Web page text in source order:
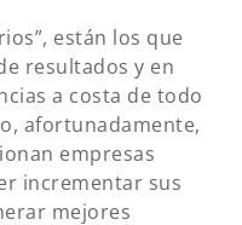
están los que
resultados y en
a costa de todo
afortunadamente,
empresas
incrementar sus
mejores